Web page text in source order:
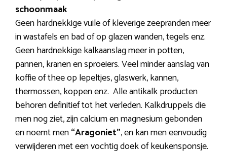
schoonmaak
Geen hardnekkige vuile of kleverige zeepranden meer
in wastafels en bad of op glazen wanden, tegels enz.
Geen hardnekkige kalkaanslag meer in potten,
pannen, kranen en sproeiers. Veel minder aanslag van
koffie of thee op lepeltjes, glaswerk, kannen,
thermossen, koppen enz. Alle antikalk producten
behoren definitief tot het verleden. Kalkdruppels die
men nog ziet, zijn calcium en magnesium gebonden
en noemt men“Aragoniet”, en kan men eenvoudig
verwijderen met een vochtig doek of keukensponsje.